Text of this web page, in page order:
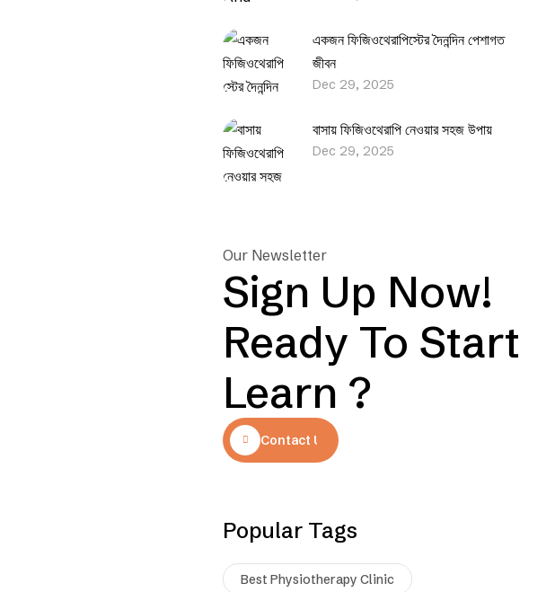
একজন ফিজিওথেরাপিস্টের দৈনন্দিন পেশাগত
জীবন
Dec 29, 2025
বাসায় ফিজিওথেরাপি নেওয়ার সহজ উপায়
Dec 29, 2025
Our Newsletter
Sign Up Now!
Ready To Start
Learn ?
Contact Us
Popular Tags
Best Physiotherapy Clinic